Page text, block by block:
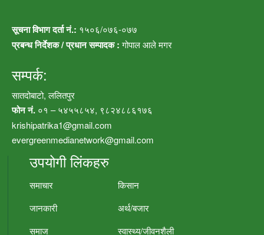
सूचना विभाग दर्ता नं.: १५०६/०७६-०७७
प्रबन्ध निर्देशक / प्रधान सम्पादक :गोपाल आले मगर
सम्पर्क:
सातदोबाटो, ललितपुर
फोन नं. ०१ – ५४५५८५४, ९८२४८८६१७६
krishipatrika1@gmail.com
evergreenmedianetwork@gmail.com
उपयोगी लिंकहरु
समाचार
किसान
जानकारी
अर्थ/बजार
समाज
स्वास्थ्य/जीवनशैली